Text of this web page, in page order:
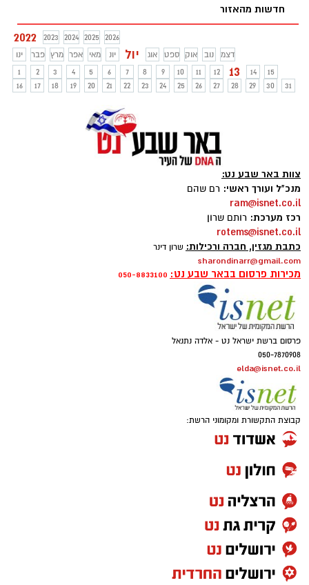
לקראת הבחירות הקרבות''
חדשות מהאזור
2022 2023 2024 2025
2026
ינו
פבר מרץ אפר מאי יונ יול אוג ספט אוק נוב
דצמ
1
2 3 4 5 6 7 8 9 10 11 12 13 14
15
16
17 18 19 20 21 22 23 24 25 26 27 28 29 30 31
צוות באר שבע נט:
מנכ"ל ועורך ראשי: רם שהם
ram@isnet.co.il
רכז מערכת: רותם שרון
rotems@isnet.co.il
כתבת מגזין, חברה ורכילות: שרון דינר
sharondinarr@gmail.com
מכירות פרסום בבאר שבע נט: 050-8833100
פרסום ברשת ישראל נט - אלדה נתנאל
050-7870908
elda@isnet.co.il
קבוצת התקשורת ומקומוני הרשת: